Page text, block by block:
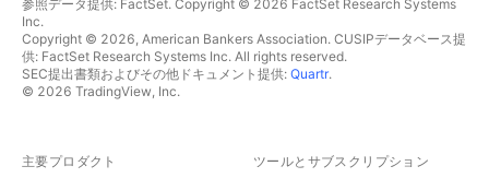
参照データ提供: FactSet. Copyright © 2026 FactSet Research Systems
Inc.
Copyright © 2026, American Bankers Association. CUSIPデータベース提
供: FactSet Research Systems Inc. All rights reserved.
SEC提出書類およびその他ドキュメント提供: Quartr.
© 2026 TradingView, Inc.
主要プロダクト ツールとサブスクリプション